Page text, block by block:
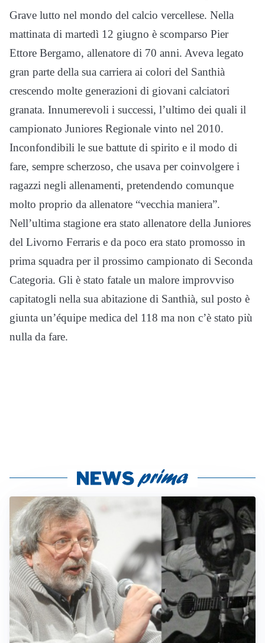
Grave lutto nel mondo del calcio vercellese. Nella
mattinata di martedì 12 giugno è scomparso Pier
Ettore Bergamo, allenatore di 70 anni. Aveva legato
gran parte della sua carriera ai colori del Santhià
crescendo molte generazioni di giovani calciatori
granata. Innumerevoli i successi, l’ultimo dei quali il
campionato Juniores Regionale vinto nel 2010.
Inconfondibili le sue battute di spirito e il modo di
fare, sempre scherzoso, che usava per coinvolgere i
ragazzi negli allenamenti, pretendendo comunque
molto proprio da allenatore “vecchia maniera”.
Nell’ultima stagione era stato allenatore della Juniores
del Livorno Ferraris e da poco era stato promosso in
prima squadra per il prossimo campionato di Seconda
Categoria. Gli è stato fatale un malore improvviso
capitatogli nella sua abitazione di Santhià, sul posto è
giunta un’équipe medica del 118 ma non c’è stato più
nulla da fare.